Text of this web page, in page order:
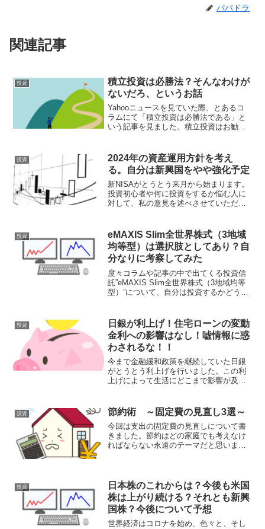
パパドラ
関連記事
投資
積立投資は必勝法？そんなわけが
ないだろ、というお話
Yahooニュースを見ていた際、とあるコ
ラムにて「積立投資は必勝法である」と
いう記事を見ました。積立投資はお勧め
険です。積立投資のメリット・デメリッ
トについて改めてまと...
投資
2024年の資産運用方針を考え
る。自分は新興国をやや強化予定
新NISAがとうとう来月から始まります。
投資初心者や何に投資をするか悩む人に
対して、私の意見を述べさせていただき
います。そもそも新NISAって何？詳しい
話は別のニュースや...
投資
eMAXIS Slim全世界株式（3地域
均等型）は選択肢としてあり？自
分なりに考察してみた
度々コラムや記事の中で出てくる投資信
託”eMAXIS Slim全世界株式（3地域均等
型）”について、自分は投資するかどうか
と思います。
投資
日銀が利上げ！住宅ローンの変動
金利への影響はなし！嘘情報に惑
わされるな！！
今まで金融緩和政策を継続していた日銀
がとうとう利上げを行いました。この利
上げによって生活にどこまで影響が及ぶ
いでしょう。この記事ではそのあたりを
整理します。そもそも利上...
投資 節約術 ～固定費の見直し3選～
今回は支出の固定費の見直しについて書
きました。節約はどの家庭でも考えなけ
ればならない永遠のテーマだと思いま
投資
日本株のこれからは？今後も米国
株は上がり続ける？それとも新興
国株？今後について予想
世界経済はコロナを始め、色々と、そし